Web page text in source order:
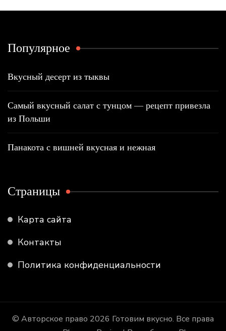
Популярное
Вкусный десерт из тыквы
Самый вкусный салат с тунцом — рецепт привезла
из Польши
Панакота с вишней вкусная и нежная
Страницы
Карта сайта
Контакты
Политика конфиденциальности
© Авторское право 2026 Готовим вкусно. Все права